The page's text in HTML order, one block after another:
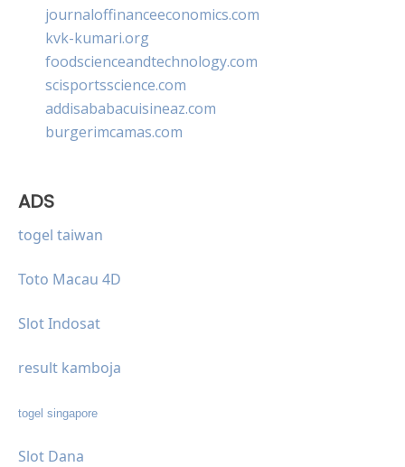
journaloffinanceeconomics.com
kvk-kumari.org
foodscienceandtechnology.com
scisportsscience.com
addisababacuisineaz.com
burgerimcamas.com
ADS
togel taiwan
Toto Macau 4D
Slot Indosat
result kamboja
togel singapore
Slot Dana